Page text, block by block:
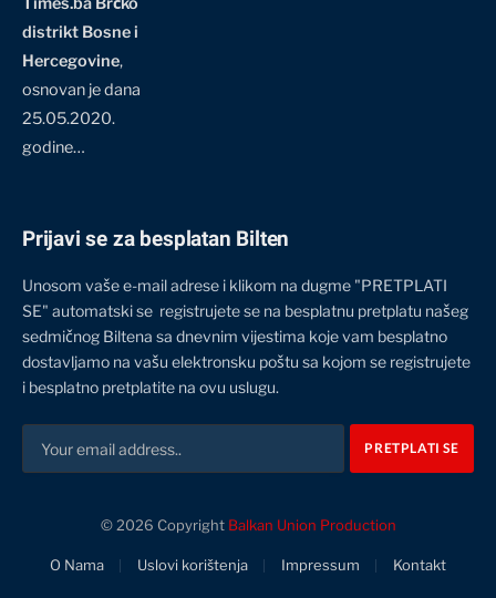
distrikt Bosne i
Hercegovine,
osnovan je dana
25.05.2020.
godine…
Prijavi se za besplatan Bilten
Unosom vaše e-mail adrese i klikom na dugme "PRETPLATI
SE" automatski se registrujete se na besplatnu pretplatu našeg
sedmičnog Biltena sa dnevnim vijestima koje vam besplatno
dostavljamo na vašu elektronsku poštu sa kojom se registrujete
i besplatno pretplatite na ovu uslugu.
© 2026 Copyright Balkan Union Production
O Nama Uslovi korištenja Impressum Kontakt